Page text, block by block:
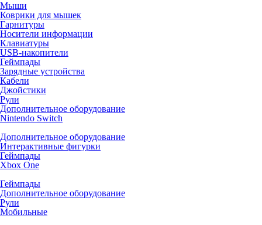
Мыши
Коврики для мышек
Гарнитуры
Носители информации
Клавиатуры
USB-накопители
Геймпады
Зарядные устройства
Кабели
Джойстики
Рули
Дополнительное оборудование
Nintendo Switch
Дополнительное оборудование
Интерактивные фигурки
Геймпады
Xbox One
Геймпады
Дополнительное оборудование
Рули
Мобильные